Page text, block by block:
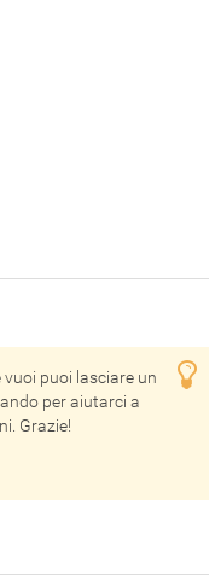
puoi lasciare un
per aiutarci a
Grazie!